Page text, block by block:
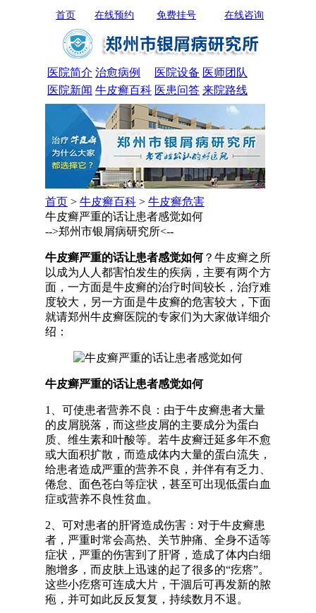
首页 在线咨询
免费挂号
在线预约
医院简介 治愈病例 医院设备 医师团队
医院新闻 牛皮癣百科 医患问答 来院路线
首页 > 牛皮癣百科 > 牛皮癣危害
牛皮癣严重的话让患者感觉如何
-->郑州市银屑病研究所<--
牛皮癣严重的话让患者感觉如何？牛皮癣之所
以成为人人都害怕发生的疾病，主要有两个方
面，一方面是牛皮癣的治疗时间较长，治疗难
度较大，另一方面是牛皮癣的危害较大，下面
就请郑州牛皮癣医院的专家们为大家做详细介
绍：
牛皮癣严重的话让患者感觉如何
1、可使患者营养不良：由于牛皮癣患者大量
的皮屑脱落，而这些皮屑的主要成分为蛋白
质、维生素和叶酸等。若牛皮癣迁延多年不愈
或大面积扩散，而造成体内大量的蛋白流失，
给患者造成严重的营养不良，并伴有有乏力、
倦怠、面色苍白等症状，甚至可出现低蛋白血
症或营养不良性贫血。
2、可对患者的肝肾造成伤害：对于牛皮癣患
者，严重时常会高热、关节肿痛、全身不适等
症状，严重的伤害到了肝肾，造成了体内白细
胞增多，而皮肤上迅速的起了很多的“疙瘩”。
这些小疙瘩可连成大片，干涸后可再发新的脓
疱，并可如此反反复复，持续数月不退。